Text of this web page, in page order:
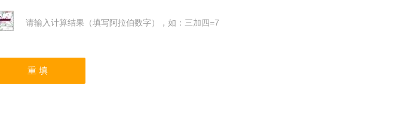
请输入计算结果（填写阿拉伯数字），如：三加四=7